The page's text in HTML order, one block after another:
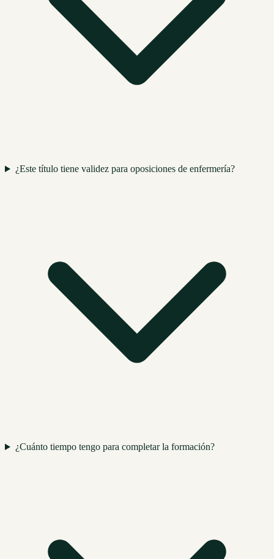
¿Este título tiene validez para oposiciones de enfermería?
¿Cuánto tiempo tengo para completar la formación?